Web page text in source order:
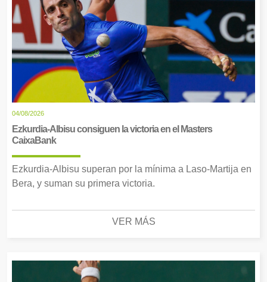
04/08/2026
Ezkurdia-Albisu consiguen la victoria en el Masters
CaixaBank
Ezkurdia-Albisu superan por la mínima a Laso-Martija en
Bera, y suman su primera victoria.
VER MÁS